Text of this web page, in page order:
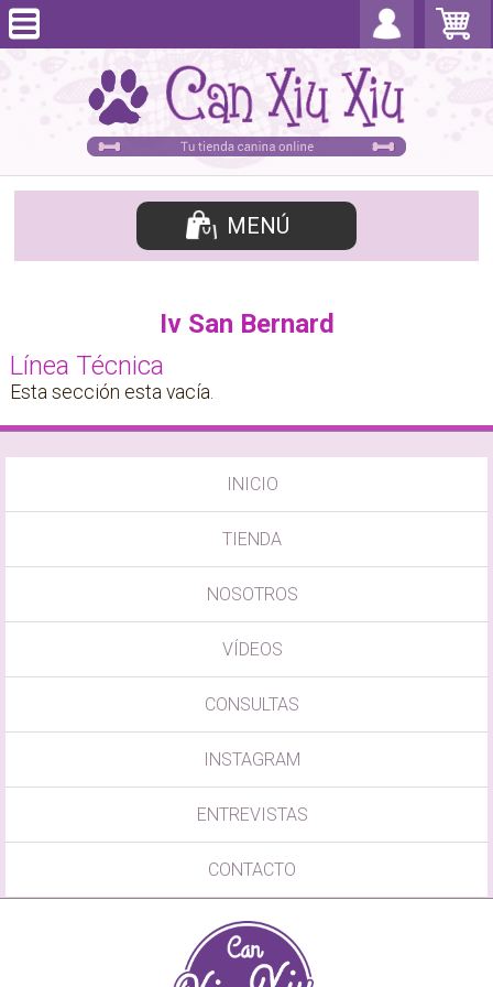
MENÚ
Iv San Bernard
Línea Técnica
Esta sección esta vacía.
INICIO
TIENDA
NOSOTROS
VÍDEOS
CONSULTAS
INSTAGRAM
ENTREVISTAS
CONTACTO